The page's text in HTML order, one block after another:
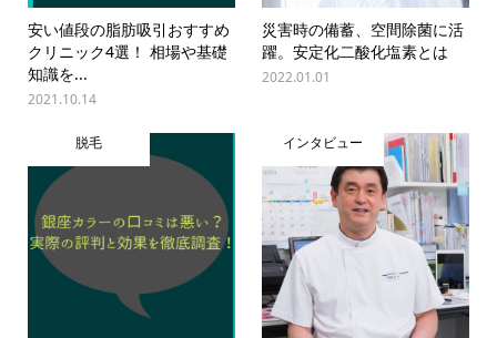
安い値段の脂肪吸引おすすめ
クリニック4選！ 相場や基礎
知識を...
2021.10.14
災害時の備蓄、空間除菌に活
躍。安定化二酸化塩素とは
2022.01.01
脱毛 インタビュー